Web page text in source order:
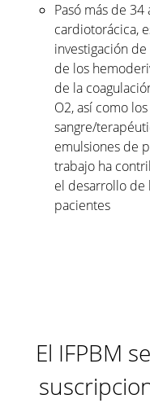
Pasó más de
cardiotorácica,
investigación
de los
de la
O2, así como
sangre/
emulsiones de
trabajo ha
el desarrollo de
pacientes
El IFPBM